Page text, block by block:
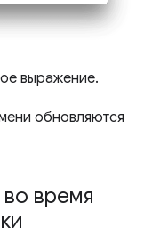
выражение.
обновляются
время